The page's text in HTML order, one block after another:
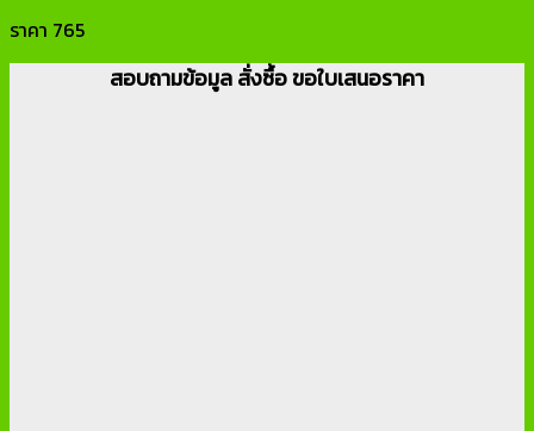
ราคา 765
สอบถามข้อมูล สั่งซื้อ ขอใบเสนอราคา